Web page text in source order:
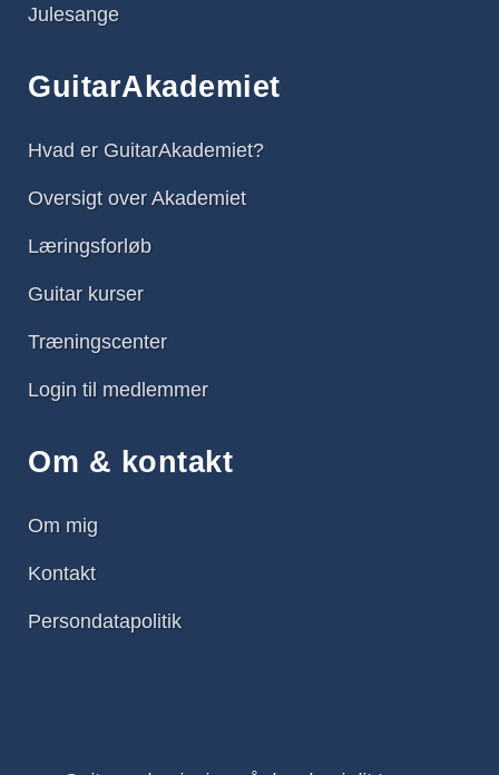
Julesange
GuitarAkademiet
Hvad er GuitarAkademiet?
Oversigt over Akademiet
Læringsforløb
Guitar kurser
Træningscenter
Login til medlemmer
Om & kontakt
Om mig
Kontakt
Persondatapolitik